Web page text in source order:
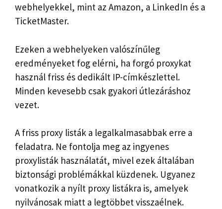
webhelyekkel, mint az Amazon, a LinkedIn és a
TicketMaster.
Ezeken a webhelyeken valószínűleg
eredményeket fog elérni, ha forgó proxykat
használ friss és dedikált IP-címkészlettel.
Minden kevesebb csak gyakori útlezáráshoz
vezet.
A friss proxy listák a legalkalmasabbak erre a
feladatra. Ne fontolja meg az ingyenes
proxylisták használatát, mivel ezek általában
biztonsági problémákkal küzdenek. Ugyanez
vonatkozik a nyílt proxy listákra is, amelyek
nyilvánosak miatt a legtöbbet visszaélnek.